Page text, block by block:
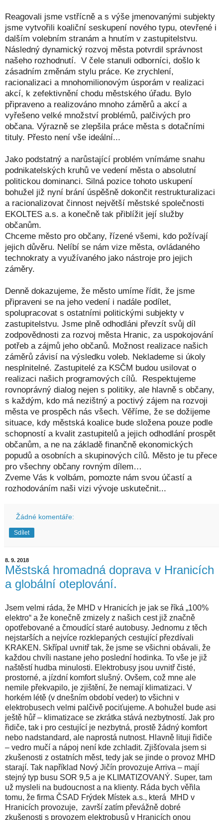
Reagovali jsme vstřícně a s výše jmenovanými subjekty
jsme vytvořili koaliční seskupení nového typu, otevřené i
dalším volebním stranám a hnutím v zastupitelstvu.
Následný dynamický rozvoj města potvrdil správnost
našeho rozhodnutí. V čele stanuli odborníci, došlo k
zásadním změnám stylu práce. Ke zrychlení,
racionalizaci a mnohomilionovým úsporám v realizaci
akcí, k zefektivnění chodu městského úřadu. Bylo
připraveno a realizováno mnoho záměrů a akcí a
vyřešeno velké množství problémů, palčivých pro
občana. Výrazně se zlepšila práce města s dotačními
tituly. Přesto není vše ideální...
Jako podstatný a narůstající problém vnímáme snahu
podnikatelských kruhů ve vedení města o absolutní
politickou dominanci. Silná pozice tohoto uskupení
bohužel již nyní brání úspěšně dokončit restrukturalizaci
a racionalizovat činnost největší městské společnosti
EKOLTES a.s. a konečně tak přiblížit její služby
občanům.
Chceme město pro občany, řízené všemi, kdo požívají
jejich důvěru. Nelíbí se nám vize města, ovládaného
technokraty a využívaného jako nástroje pro jejich
záměry.
Denně dokazujeme, že město umíme řídit, že jsme
připraveni se na jeho vedení i nadále podílet,
spolupracovat s ostatními politickými subjekty v
zastupitelstvu. Jsme plně odhodláni převzít svůj díl
zodpovědnosti za rozvoj města Hranic, za uspokojování
potřeb a zájmů jeho občanů. Možnost realizace našich
záměrů závisí na výsledku voleb. Neklademe si úkoly
nesplnitelné. Zastupitelé za KSČM budou usilovat o
realizaci našich programových cílů. Respektujeme
rovnoprávný dialog nejen s politiky, ale hlavně s občany,
s každým, kdo má nezištný a poctivý zájem na rozvoji
města ve prospěch nás všech. Věříme, že se dožijeme
situace, kdy městská koalice bude složena pouze podle
schopností a kvalit zastupitelů a jejich odhodlání prospět
občanům, a ne na základě finančně ekonomických
popudů a osobních a skupinových cílů. Město je tu přece
pro všechny občany rovným dílem…
Zveme Vás k volbám, pomozte nám svou účastí a
rozhodováním naši vizi vývoje uskutečnit...
Žádné komentáře:
Sdílet
8. 9. 2018
Městská hromadná doprava v Hranicích
a globální oteplování.
Jsem velmi ráda, že MHD v Hranicích je jak se říká „100%
elektro“ a že konečně zmizely z našich cest již značně
opotřebované a čmoudící staré autobusy. Jednomu z těch
nejstarších a nejvíce rozklepaných cestující přezdívali
KRAKEN. Skřípal uvnitř tak, že jsme se všichni obávali, že
každou chvíli nastane jeho poslední hodinka. To vše je již
naštěstí hudba minulosti. Elektrobusy jsou uvnitř čisté,
prostorné, a jízdní komfort slušný. Ovšem, což mne ale
nemile překvapilo, je zjištění, že nemají klimatizaci. V
horkém létě (v dnešním období veder) to všichni v
elektrobusech velmi palčivě pociťujeme. A bohužel bude asi
ještě hůř – klimatizace se zkrátka stává nezbytností. Jak pro
řidiče, tak i pro cestující je nezbytná, prostě žádný komfort
nebo nadstandard, ale naprostá nutnost. Hlavně lituji řidiče
– vedro mučí a nápoj není kde zchladit. Zjišťovala jsem si
zkušenosti z ostatních měst, tedy jak se jinde o provoz MHD
starají. Tak například Nový Jičín provozuje Arriva – mají
stejný typ busu SOR 9,5 a je KLIMATIZOVANÝ. Super, tam
už mysleli na budoucnost a na klienty. Ráda bych věřila
tomu, že firma ČSAD Frýdek Místek a.s., která MHD v
Hranicích provozuje, završí zatím převážně dobré
zkušenosti s provozem elektrobusů v Hranicích onou